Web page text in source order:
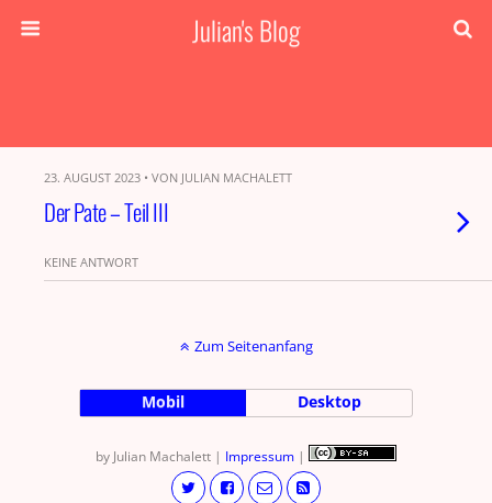
Julian's Blog
23. AUGUST 2023 • VON JULIAN MACHALETT
Der Pate – Teil III
KEINE ANTWORT
Zum Seitenanfang
Mobil Desktop
by Julian Machalett | Impressum |